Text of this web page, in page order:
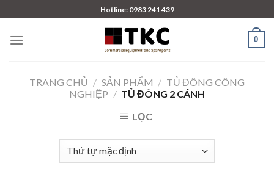
to
content
Hotline: 0983 241 439
0
TRANG CHỦ / SẢN PHẨM / TỦ ĐÔNG CÔNG
NGHIỆP / TỦ ĐÔNG 2 CÁNH
LỌC